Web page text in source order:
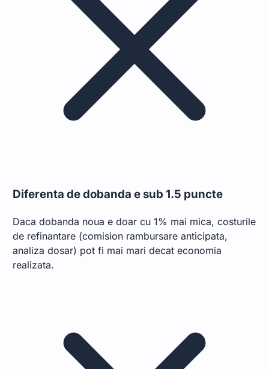
Diferenta de dobanda e sub 1.5 puncte
Daca dobanda noua e doar cu 1% mai mica, costurile
de refinantare (comision rambursare anticipata,
analiza dosar) pot fi mai mari decat economia
realizata.